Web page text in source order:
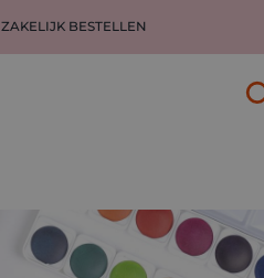
ZAKELIJK BESTELLEN